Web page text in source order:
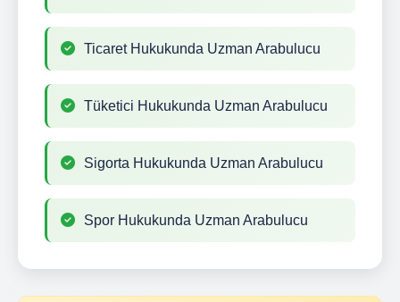
Ticaret Hukukunda Uzman Arabulucu
Tüketici Hukukunda Uzman Arabulucu
Sigorta Hukukunda Uzman Arabulucu
Spor Hukukunda Uzman Arabulucu